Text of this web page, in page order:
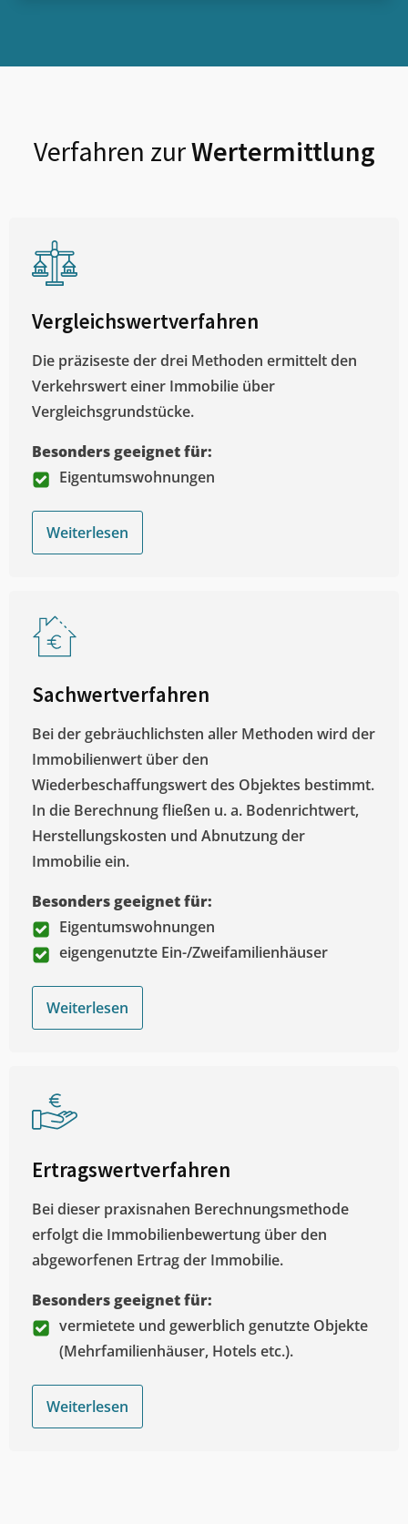
Verfahren zurWertermittlung
Vergleichswertverfahren
Die präziseste der drei Methoden ermittelt den
Verkehrswert einer Immobilie über
Vergleichsgrundstücke.
Besonders geeignet für:
Eigentumswohnungen
Weiterlesen
Sachwertverfahren
Bei der gebräuchlichsten aller Methoden wird der
Immobilienwert über den
Wiederbeschaffungswert des Objektes bestimmt.
In die Berechnung fließen u. a. Bodenrichtwert,
Herstellungskosten und Abnutzung der
Immobilie ein.
Besonders geeignet für:
Eigentumswohnungen
eigengenutzte Ein-/Zweifamilienhäuser
Weiterlesen
Ertragswertverfahren
Bei dieser praxisnahen Berechnungsmethode
erfolgt die Immobilienbewertung über den
abgeworfenen Ertrag der Immobilie.
Besonders geeignet für:
vermietete und gewerblich genutzte Objekte
(Mehrfamilienhäuser, Hotels etc.).
Weiterlesen